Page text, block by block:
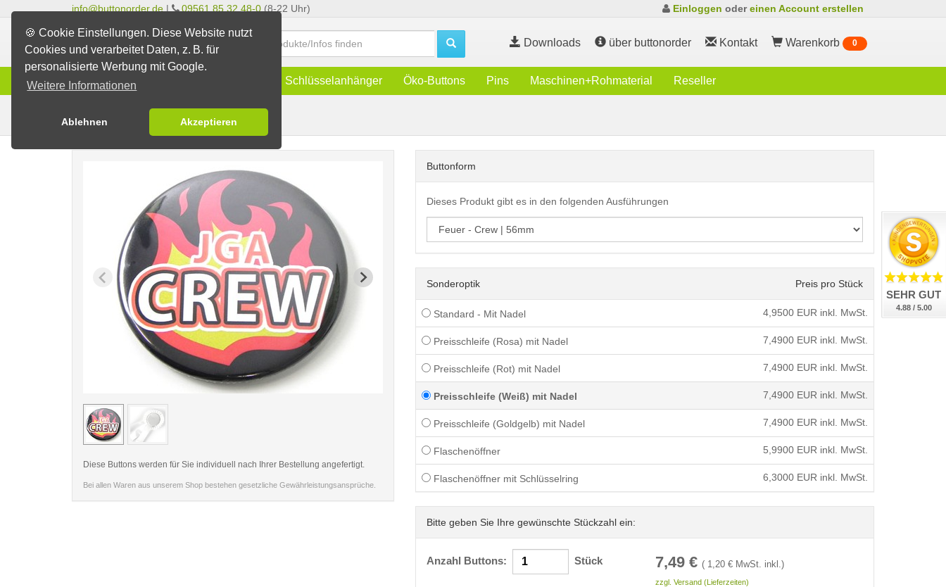
🍪 Cookie Einstellungen. Diese Website nutzt
Cookies und verarbeitet Daten, z. B. für
personalisierte Werbung mit Google.
Weitere Informationen
Ablehnen Akzeptieren
info@buttonorder.de | 09561 85 32 48-0 (8-22 Uhr) Einloggen odereinen Account erstellen
Downloads über buttonorder Kontakt Warenkorb 0
Infos Schlüsselanhänger Öko-Buttons Pins Maschinen+Rohmaterial Reseller
Fertig-Sortiment JGA / Hochzeit Feuer
< /picture> < /picture>
Diese Buttons werden für Sie individuell nach Ihrer Bestellung angefertigt.
Bei allen Waren aus unserem Shop bestehen gesetzliche Gewährleistungsansprüche.
Buttonform
Dieses Produkt gibt es in den folgenden Ausführungen
Sonderoptik Preis pro Stück
Standard - Mit Nadel 4,9500 EUR inkl. MwSt.
Preisschleife (Rosa) mit Nadel 7,4900 EUR inkl. MwSt.
Preisschleife (Rot) mit Nadel 7,4900 EUR inkl. MwSt.
Preisschleife (Weiß) mit Nadel 7,4900 EUR inkl. MwSt.
Preisschleife (Goldgelb) mit Nadel 7,4900 EUR inkl. MwSt.
Flaschenöffner 5,9900 EUR inkl. MwSt.
Flaschenöffner mit Schlüsselring 6,3000 EUR inkl. MwSt.
Bitte geben Sie Ihre gewünschte Stückzahl ein:
Anzahl Buttons: Stück 7,49€ ( 1,20€ MwSt. inkl.)
zzgl. Versand (Lieferzeiten)
SEHR GUT
4.88 / 5.00